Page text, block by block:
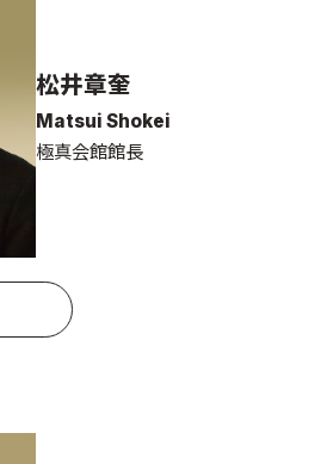
極真会館の概要
役員紹介
各委員会紹介
本部からのお知らせ
支部からのお知らせ
試合規則
松井章奎
Matsui Shokei
極真会館館長